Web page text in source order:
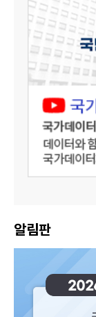
알림판